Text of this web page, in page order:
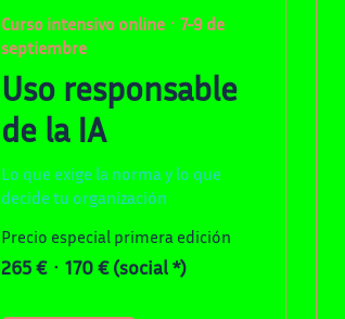
Curso intensivo online · 7-9 de
septiembre
Uso responsable
de la IA
Lo que exige la norma y lo que
decide tu organización
Precio especial primera edición
265 € · 170 € (social *)